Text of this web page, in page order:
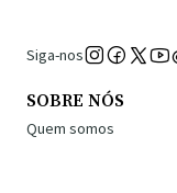
Siga-nos
SOBRE NÓS
Quem somos